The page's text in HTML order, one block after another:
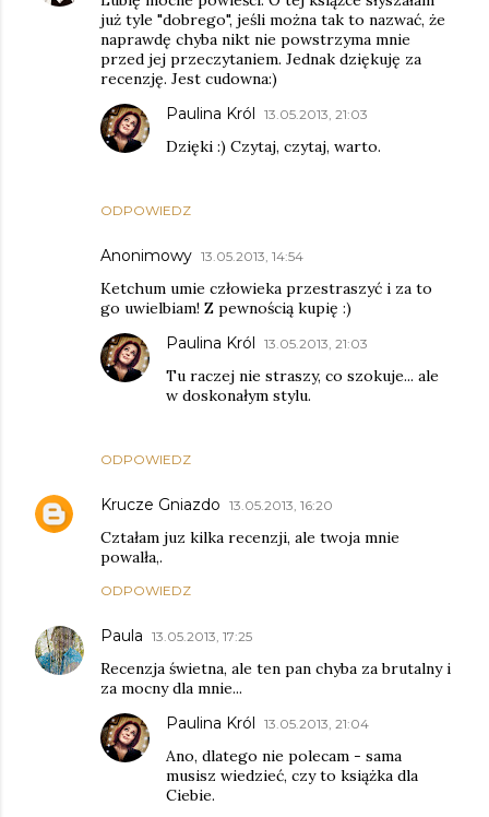
już tyle "dobrego", jeśli można tak to nazwać, że
naprawdę chyba nikt nie powstrzyma mnie
przed jej przeczytaniem. Jednak dziękuję za
recenzję. Jest cudowna:)
ODPOWIEDZ
Paulina Król 13.05.2013, 21:03
Dzięki :) Czytaj, czytaj, warto.
Anonimowy 13.05.2013, 14:54
Ketchum umie człowieka przestraszyć i za to
go uwielbiam! Z pewnością kupię :)
ODPOWIEDZ
Paulina Król 13.05.2013, 21:03
Tu raczej nie straszy, co szokuje... ale
w doskonałym stylu.
Krucze Gniazdo 13.05.2013, 16:20
Cztałam juz kilka recenzji, ale twoja mnie
powalła,.
ODPOWIEDZ
Paula 13.05.2013, 17:25
Recenzja świetna, ale ten pan chyba za brutalny i
za mocny dla mnie...
Paulina Król 13.05.2013, 21:04
Ano, dlatego nie polecam - sama
musisz wiedzieć, czy to książka dla
Ciebie.